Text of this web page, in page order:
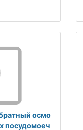
осмо
посудомоеч